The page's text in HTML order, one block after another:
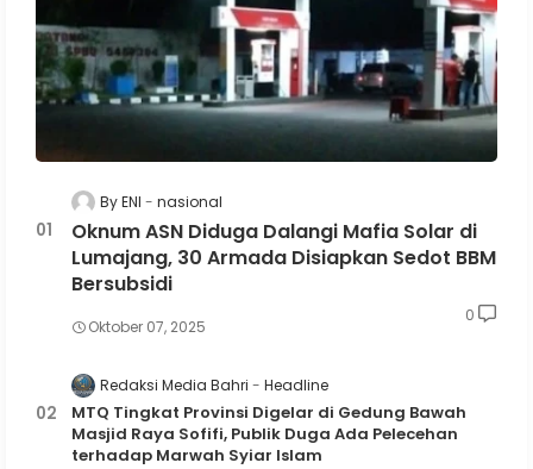
By ENI nasional
Oknum ASN Diduga Dalangi Mafia Solar di
Lumajang, 30 Armada Disiapkan Sedot BBM
Bersubsidi
Oktober 07, 2025
0
Redaksi Media Bahri Headline
MTQ Tingkat Provinsi Digelar di Gedung Bawah
Masjid Raya Sofifi, Publik Duga Ada Pelecehan
terhadap Marwah Syiar Islam